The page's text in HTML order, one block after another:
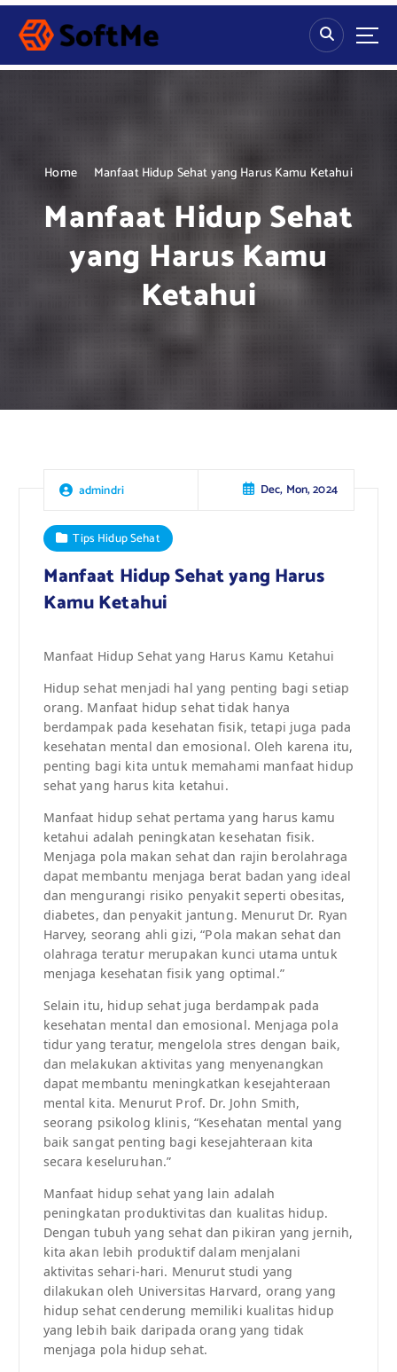
S
p
Home Manfaat Hidup Sehat yang Harus Kamu Ketahui
Manfaat Hidup Sehat
yang Harus Kamu
Ketahui
admindri Dec, Mon, 2024
Tips Hidup Sehat
Manfaat Hidup Sehat yang Harus
Kamu Ketahui
Manfaat Hidup Sehat yang Harus Kamu Ketahui
Hidup sehat menjadi hal yang penting bagi setiap
orang. Manfaat hidup sehat tidak hanya
berdampak pada kesehatan fisik, tetapi juga pada
kesehatan mental dan emosional. Oleh karena itu,
penting bagi kita untuk memahami manfaat hidup
sehat yang harus kita ketahui.
Manfaat hidup sehat pertama yang harus kamu
ketahui adalah peningkatan kesehatan fisik.
Menjaga pola makan sehat dan rajin berolahraga
dapat membantu menjaga berat badan yang ideal
dan mengurangi risiko penyakit seperti obesitas,
diabetes, dan penyakit jantung. Menurut Dr. Ryan
Harvey, seorang ahli gizi, “Pola makan sehat dan
olahraga teratur merupakan kunci utama untuk
menjaga kesehatan fisik yang optimal.”
Selain itu, hidup sehat juga berdampak pada
kesehatan mental dan emosional. Menjaga pola
tidur yang teratur, mengelola stres dengan baik,
dan melakukan aktivitas yang menyenangkan
dapat membantu meningkatkan kesejahteraan
mental kita. Menurut Prof. Dr. John Smith,
seorang psikolog klinis, “Kesehatan mental yang
baik sangat penting bagi kesejahteraan kita
secara keseluruhan.”
Manfaat hidup sehat yang lain adalah
peningkatan produktivitas dan kualitas hidup.
Dengan tubuh yang sehat dan pikiran yang jernih,
kita akan lebih produktif dalam menjalani
aktivitas sehari-hari. Menurut studi yang
dilakukan oleh Universitas Harvard, orang yang
hidup sehat cenderung memiliki kualitas hidup
yang lebih baik daripada orang yang tidak
menjaga pola hidup sehat.